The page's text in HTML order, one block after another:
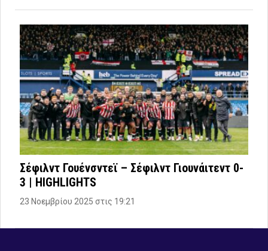
Σέφιλντ Γουένσντεϊ – Σέφιλντ Γιουνάιτεντ 0-
3 | HIGHLIGHTS
23 Νοεμβρίου 2025 στις 19:21